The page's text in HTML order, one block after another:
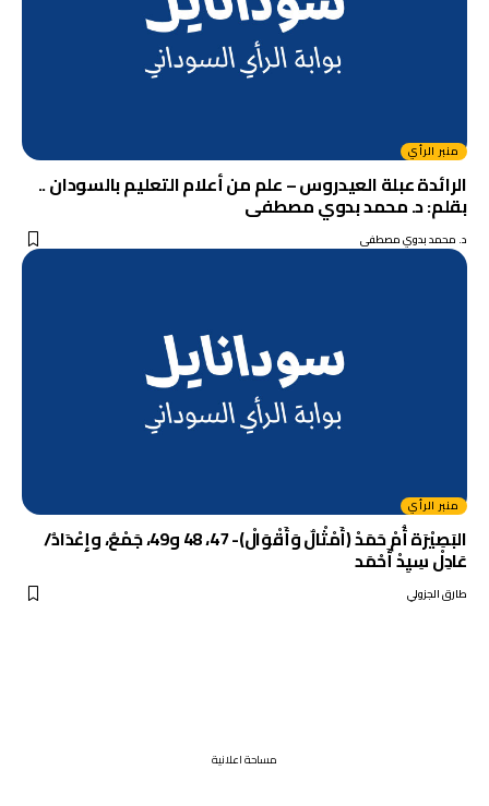
منبر الرأي
الرائدة عبلة العيدروس – علم من أعلام التعليم بالسودان ..
بقلم: د. محمد بدوي مصطفى
د. محمد بدوي مصطفى
منبر الرأي
البَصِيْرَة أُمْ حَمَدْ (أَمْثْالٌ وَأَقْوَالْ)- 47، 48 و49، جَمْعُ، وإِعْدَادُ/
عَادِلْ سِيِدْ أَحْمَد
طارق الجزولي
مساحة اعلانية